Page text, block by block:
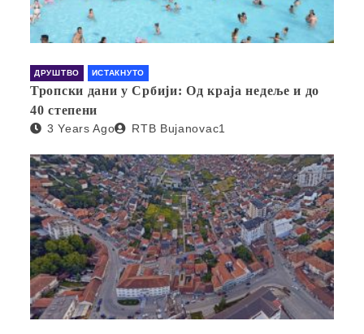
ДРУШТВО ИСТАКНУТО
Тропски дани у Србији: Од краја недеље и до
40 степени
3 Years Ago RTB Bujanovac1